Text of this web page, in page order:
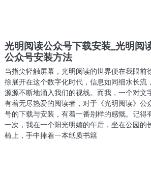
光明阅读公众号下载安装_光明阅
公众号安装方法
当指尖轻触屏幕，光明阅读的世界便在我眼前
徐展开在这个数字化时代，信息如同细水长流，
源源不断地涌入我们的视线。而我，一个对文
有着无尽热爱的阅读者，对于《光明阅读》公
号的下载与安装，有着一番别样的感慨。记得
一次，我在一个阳光明媚的午后，坐在公园的
椅上，手中捧着一本纸质书籍